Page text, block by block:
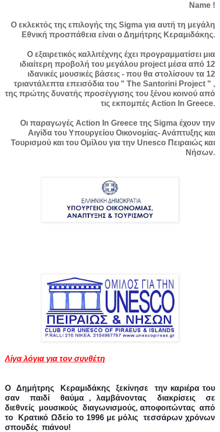
Name !
Ο εκλεκτός της επιλογής της Sigma για αυτή τη μεγάλη
Εθνική προσπάθεια είναι ο Δημήτρης Κεραμιδάκης.
Ο εξαιρετικός καλλιτέχνης έχει προγραμματίσει μια
ιδιαίτερη προβολή του μεγάλου project μέσα από 12
ιδανικές μουσικές βάσεις - που θα στολίσουν τα 12
τριαντάλεπτα επεισόδια του " The Santorini Project " ,
της πρώτης δυνατής προσέγγισης του ξένου κοινού από
τις εκπομπές Action In Greece.
Οι παραγωγές Action In Greece της Sigma έχουν την
Αιγίδα του Υπουργείου Οικονομίας- Ανάπτυξης και
Τουρισμού και του Ομίλου για την Unesco Πειραιώς και
Νήσων.
Λίγα λόγια για τον συνθέτη
Ο  Δημήτρης  Κεραμιδάκης  ξεκίνησε  την καριέρα του
σαν  παιδί  θαύμα , λαμβάνοντας  διακρίσεις  σε
διεθνείς  μουσικούς  διαγωνισμούς, αποφοιτώντας  από
το  Κρατικό Ωδείο το 1996 με μόλις  τεσσάρων χρόνων
σπουδές  πιάνου!